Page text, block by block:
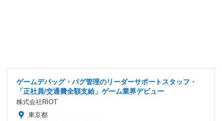
ゲームデバッグ・バグ管理のリーダーサポートスタッフ・
「正社員/交通費全額支給」ゲーム業界デビュー
株式会社RIOT
東京都